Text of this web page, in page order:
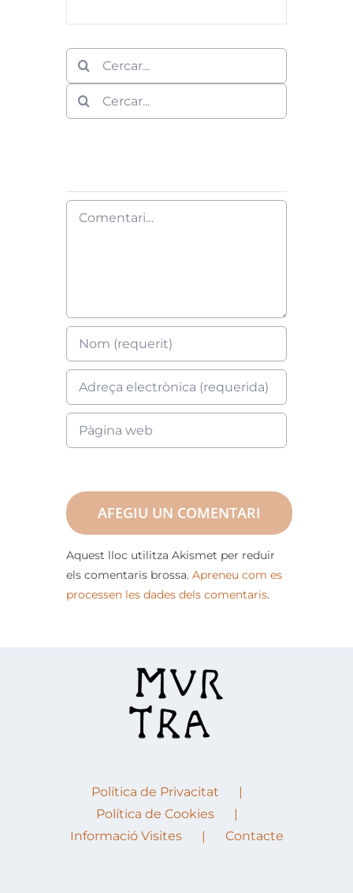
Cerca
Cerca
Aquest lloc utilitza Akismet per reduir
els comentaris brossa. Apreneu com es
processen les dades dels comentaris.
Política de Privacitat
Política de Cookies
Informació Visites
Contacte